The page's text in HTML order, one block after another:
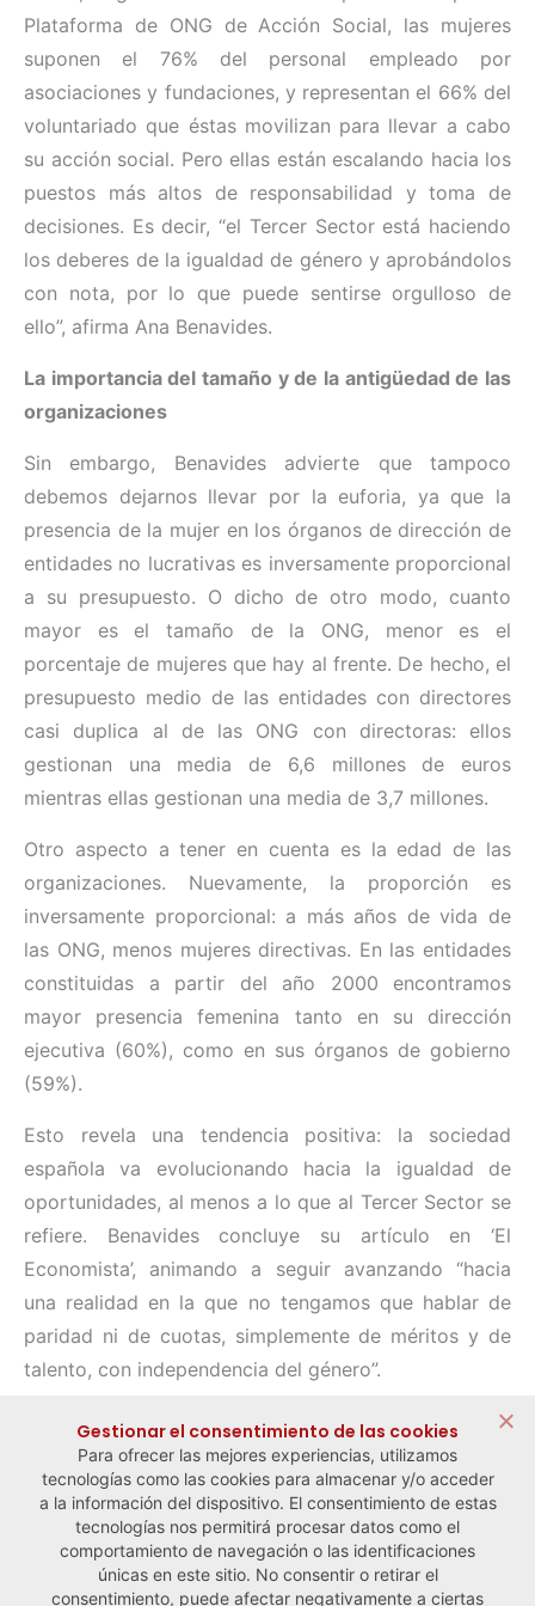
Plataforma de ONG de Acción Social, las mujeres
suponen el 76% del personal empleado por
asociaciones y fundaciones, y representan el 66% del
voluntariado que éstas movilizan para llevar a cabo
su acción social. Pero ellas están escalando hacia los
puestos más altos de responsabilidad y toma de
decisiones. Es decir, “el Tercer Sector está haciendo
los deberes de la igualdad de género y aprobándolos
con nota, por lo que puede sentirse orgulloso de
ello”, afirma Ana Benavides.
La importancia del tamaño y de la antigüedad de las
organizaciones
Sin embargo, Benavides advierte que tampoco
debemos dejarnos llevar por la euforia, ya que la
presencia de la mujer en los órganos de dirección de
entidades no lucrativas es inversamente proporcional
a su presupuesto. O dicho de otro modo, cuanto
mayor es el tamaño de la ONG, menor es el
porcentaje de mujeres que hay al frente. De hecho, el
presupuesto medio de las entidades con directores
casi duplica al de las ONG con directoras: ellos
gestionan una media de 6,6 millones de euros
mientras ellas gestionan una media de 3,7 millones.
Otro aspecto a tener en cuenta es la edad de las
organizaciones. Nuevamente, la proporción es
inversamente proporcional: a más años de vida de
las ONG, menos mujeres directivas. En las entidades
constituidas a partir del año 2000 encontramos
mayor presencia femenina tanto en su dirección
ejecutiva (60%), como en sus órganos de gobierno
(59%).
Esto revela una tendencia positiva: la sociedad
española va evolucionando hacia la igualdad de
oportunidades, al menos a lo que al Tercer Sector se
refiere. Benavides concluye su artículo en ‘El
Economista’, animando a seguir avanzando “hacia
una realidad en la que no tengamos que hablar de
paridad ni de cuotas, simplemente de méritos y de
talento, con independencia del género”.
← Noticia anterior Noticia siguiente →
Gestionar el consentimiento de las cookies
Para ofrecer las mejores experiencias, utilizamos
tecnologías como las cookies para almacenar y/o acceder
a la información del dispositivo. El consentimiento de estas
tecnologías nos permitirá procesar datos como el
comportamiento de navegación o las identificaciones
únicas en este sitio. No consentir o retirar el
consentimiento, puede afectar negativamente a ciertas